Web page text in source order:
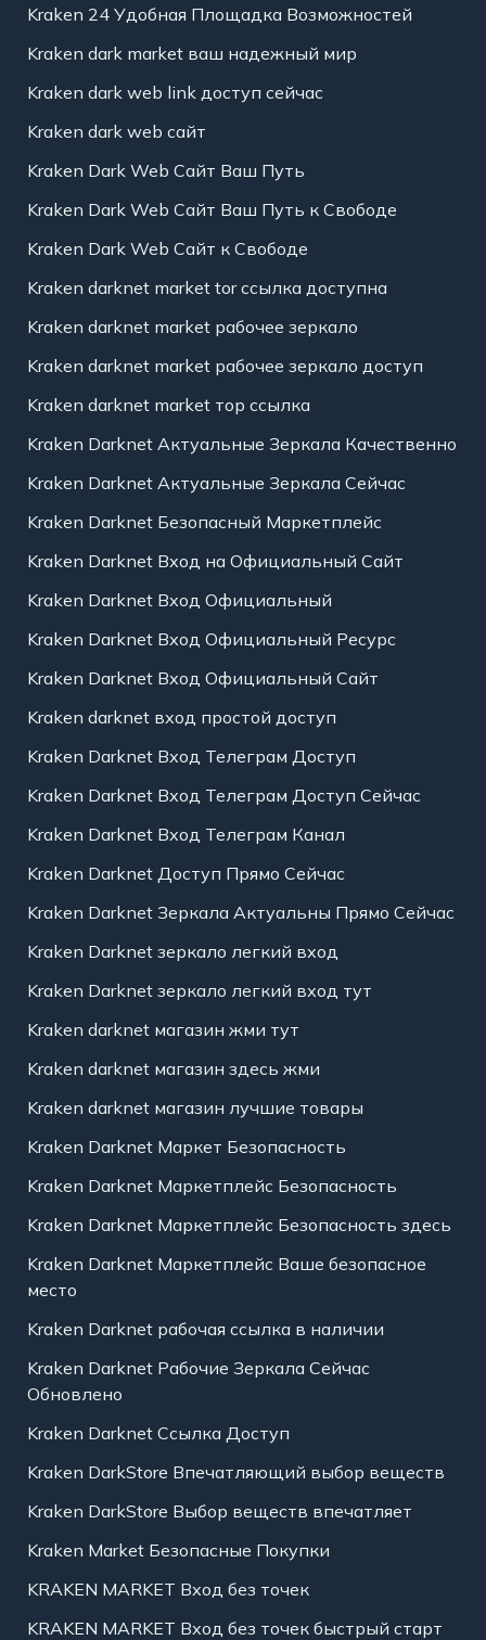
Kraken 24 Удобная Площадка Возможностей
Kraken dark market ваш надежный мир
Kraken dark web link доступ сейчас
Kraken dark web сайт
Kraken Dark Web Сайт Ваш Путь
Kraken Dark Web Сайт Ваш Путь к Свободе
Kraken Dark Web Сайт к Свободе
Kraken darknet market tor ссылка доступна
Kraken darknet market рабочее зеркало
Kraken darknet market рабочее зеркало доступ
Kraken darknet market тор ссылка
Kraken Darknet Актуальные Зеркала Качественно
Kraken Darknet Актуальные Зеркала Сейчас
Kraken Darknet Безопасный Маркетплейс
Kraken Darknet Вход на Официальный Сайт
Kraken Darknet Вход Официальный
Kraken Darknet Вход Официальный Ресурс
Kraken Darknet Вход Официальный Сайт
Kraken darknet вход простой доступ
Kraken Darknet Вход Телеграм Доступ
Kraken Darknet Вход Телеграм Доступ Сейчас
Kraken Darknet Вход Телеграм Канал
Kraken Darknet Доступ Прямо Сейчас
Kraken Darknet Зеркала Актуальны Прямо Сейчас
Kraken Darknet зеркало легкий вход
Kraken Darknet зеркало легкий вход тут
Kraken darknet магазин жми тут
Kraken darknet магазин здесь жми
Kraken darknet магазин лучшие товары
Kraken Darknet Маркет Безопасность
Kraken Darknet Маркетплейс Безопасность
Kraken Darknet Маркетплейс Безопасность здесь
Kraken Darknet Маркетплейс Ваше безопасное
место
Kraken Darknet рабочая ссылка в наличии
Kraken Darknet Рабочие Зеркала Сейчас
Обновлено
Kraken Darknet Ссылка Доступ
Kraken DarkStore Впечатляющий выбор веществ
Kraken DarkStore Выбор веществ впечатляет
Kraken Market Безопасные Покупки
KRAKEN MARKET Вход без точек
KRAKEN MARKET Вход без точек быстрый старт